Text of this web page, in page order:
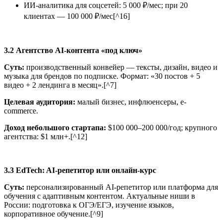
ИИ-аналитика для соцсетей: 5 000 ₽/мес; при 20
клиентах — 100 000 ₽/мес[^16]
3.2 Агентство AI-контента «под ключ»
Суть: производственный конвейер — тексты, дизайн, видео и
музыка для брендов по подписке. Формат: «30 постов + 5
видео + 2 лендинга в месяц».[^7]
Целевая аудитория: малый бизнес, инфлюенсеры, e-
commerce.
Доход небольшого стартапа: $100 000–200 000/год; крупного
агентства: $1 млн+.[^12]
3.3 EdTech: AI-репетитор или онлайн-курс
Суть: персонализированный AI-репетитор или платформа для
обучения с адаптивным контентом. Актуальные ниши в
России: подготовка к ОГЭ/ЕГЭ, изучение языков,
корпоративное обучение.[^9]